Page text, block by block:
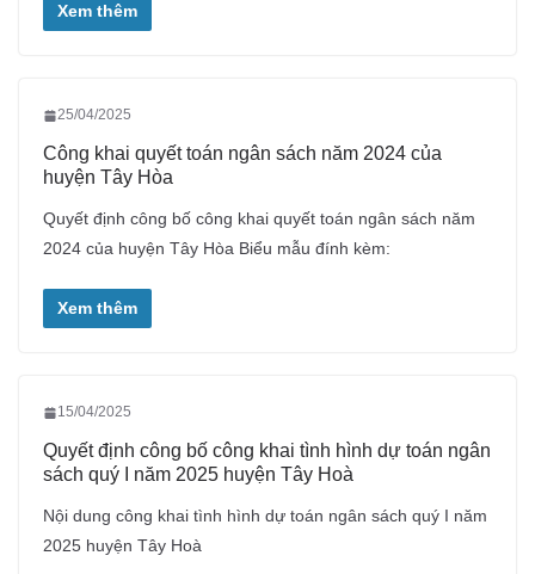
Xem thêm
25/04/2025
Công khai quyết toán ngân sách năm 2024 của
huyện Tây Hòa
Quyết định công bố công khai quyết toán ngân sách năm
2024 của huyện Tây Hòa Biểu mẫu đính kèm:
Xem thêm
15/04/2025
Quyết định công bố công khai tình hình dự toán ngân
sách quý I năm 2025 huyện Tây Hoà
Nội dung công khai tình hình dự toán ngân sách quý I năm
2025 huyện Tây Hoà